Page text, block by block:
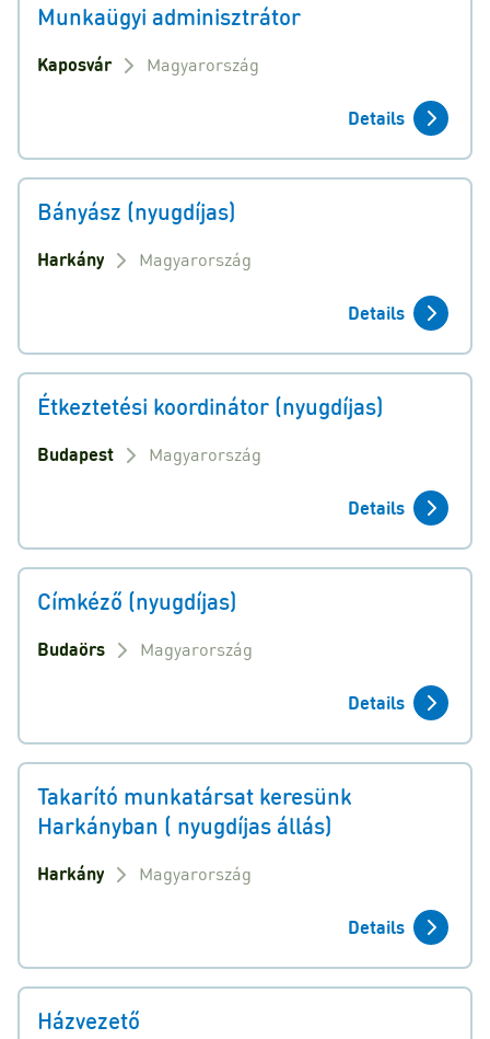
Munkaügyi adminisztrátor
Kaposvár Magyarország
Details
Bányász (nyugdíjas)
Harkány Magyarország
Details
Étkeztetési koordinátor (nyugdíjas)
Budapest Magyarország
Details
Címkéző (nyugdíjas)
Budaörs Magyarország
Details
Takarító munkatársat keresünk
Harkányban ( nyugdíjas állás)
Harkány Magyarország
Details
Házvezető